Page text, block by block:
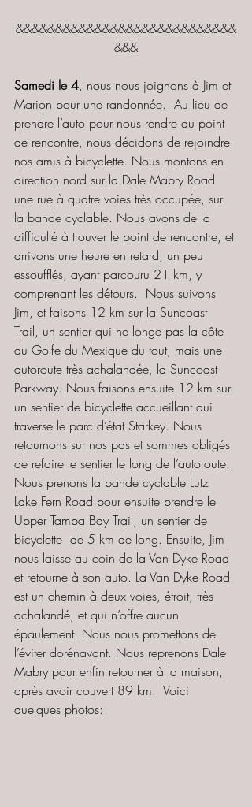
&&&&&&&&&&&&&&&&&&&&&&&&&&&&
&&&
Samedi le 4, nous nous joignons à Jim et
Marion pour une randonnée.  Au lieu de
prendre l’auto pour nous rendre au point
de rencontre, nous décidons de rejoindre
nos amis à bicyclette. Nous montons en
direction nord sur la Dale Mabry Road
une rue à quatre voies très occupée, sur
la bande cyclable. Nous avons de la
difficulté à trouver le point de rencontre, et
arrivons une heure en retard, un peu
essoufflés, ayant parcouru 21 km, y
comprenant les détours.  Nous suivons
Jim, et faisons 12 km sur la Suncoast
Trail, un sentier qui ne longe pas la côte
du Golfe du Mexique du tout, mais une
autoroute très achalandée, la Suncoast
Parkway. Nous faisons ensuite 12 km sur
un sentier de bicyclette accueillant qui
traverse le parc d’état Starkey. Nous
retournons sur nos pas et sommes obligés
de refaire le sentier le long de l’autoroute.
Nous prenons la bande cyclable Lutz
Lake Fern Road pour ensuite prendre le
Upper Tampa Bay Trail, un sentier de
bicyclette  de 5 km de long. Ensuite, Jim
nous laisse au coin de la Van Dyke Road
et retourne à son auto. La Van Dyke Road
est un chemin à deux voies, étroit, très
achalandé, et qui n’offre aucun
épaulement. Nous nous promettons de
l’éviter dorénavant. Nous reprenons Dale
Mabry pour enfin retourner à la maison,
après avoir couvert 89 km.  Voici
quelques photos: